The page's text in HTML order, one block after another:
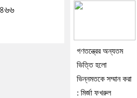
গণতন্ত্রের অন্যতম
ভিত্তি হলো
ভিন্নমতকে সম্মান করা
: মির্জা ফখরুল